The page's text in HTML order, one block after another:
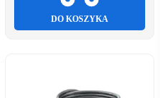
DO KOSZYKA